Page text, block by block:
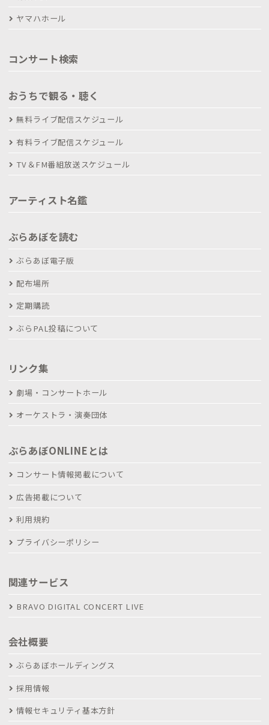
ヤマハホール
コンサート検索
おうちで観る・聴く
無料ライブ配信スケジュール
有料ライブ配信スケジュール
TV＆FM番組放送スケジュール
アーティスト名鑑
ぶらあぼを読む
ぶらあぼ電子版
配布場所
定期購読
ぶらPAL投稿について
リンク集
劇場・コンサートホール
オーケストラ・演奏団体
ぶらあぼONLINEとは
コンサート情報掲載について
広告掲載について
利用規約
プライバシーポリシー
関連サービス
BRAVO DIGITAL CONCERT LIVE
会社概要
ぶらあぼホールディングス
採用情報
情報セキュリティ基本方針